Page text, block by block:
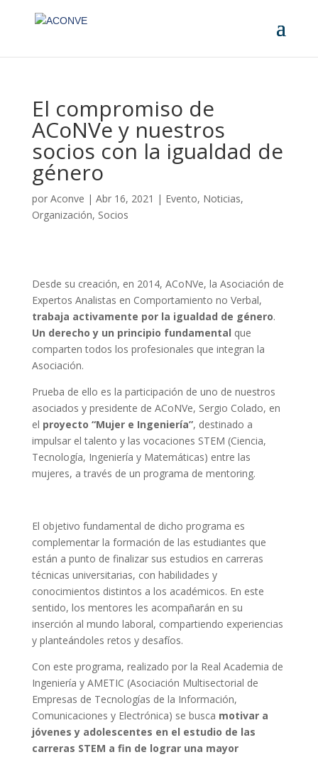
El compromiso de
ACoNVe y nuestros
socios con la igualdad de
género
por Aconve | Abr 16, 2021 | Evento, Noticias,
Organización, Socios
Desde su creación, en 2014, ACoNVe, la Asociación de
Expertos Analistas en Comportamiento no Verbal,
trabaja activamente por la igualdad de género.
Un derecho y un principio fundamental que
comparten todos los profesionales que integran la
Asociación.
Prueba de ello es la participación de uno de nuestros
asociados y presidente de ACoNVe, Sergio Colado, en
el proyecto “Mujer e Ingeniería”, destinado a
impulsar el talento y las vocaciones STEM (Ciencia,
Tecnología, Ingeniería y Matemáticas) entre las
mujeres, a través de un programa de mentoring.
El objetivo fundamental de dicho programa es
complementar la formación de las estudiantes que
están a punto de finalizar sus estudios en carreras
técnicas universitarias, con habilidades y
conocimientos distintos a los académicos. En este
sentido, los mentores les acompañarán en su
inserción al mundo laboral, compartiendo experiencias
y planteándoles retos y desafíos.
Con este programa, realizado por la Real Academia de
Ingeniería y AMETIC (Asociación Multisectorial de
Empresas de Tecnologías de la Información,
Comunicaciones y Electrónica) se busca motivar a
jóvenes y adolescentes en el estudio de las
carreras STEM a fin de lograr una mayor